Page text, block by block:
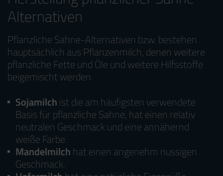
Alternativen
Pflanzliche Sahne-Alternativen bzw. bestehen
hauptsächlich aus Pflanzenmilch, denen weitere
pflanzliche Fette und Öle und weitere Hilfsstoffe
beigemischt werden.
Sojamilchist die am häufigsten verwendete
Basis für pflanzliche Sahne, hat einen relativ
neutralen Geschmack und eine annähernd
weiße Farbe.
Mandelmilchhat einen angenehm nussigen
Geschmack.